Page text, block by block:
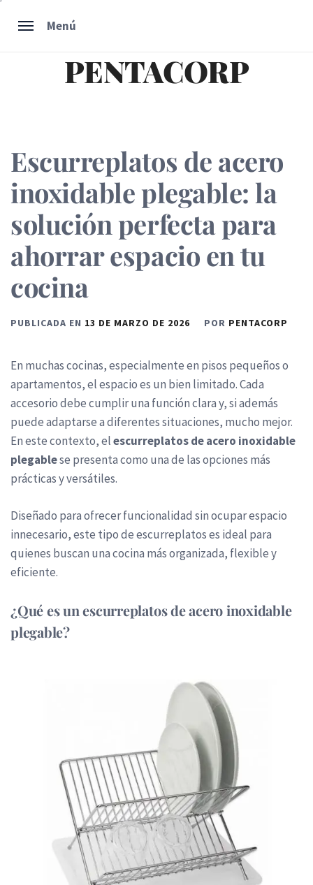
Menú
PENTACORP
Escurreplatos de acero
inoxidable plegable: la
solución perfecta para
ahorrar espacio en tu
cocina
PUBLICADA EN 13 DE MARZO DE 2026 POR PENTACORP
En muchas cocinas, especialmente en pisos pequeños o
apartamentos, el espacio es un bien limitado. Cada
accesorio debe cumplir una función clara y, si además
puede adaptarse a diferentes situaciones, mucho mejor.
En este contexto, elescurreplatos de acero inoxidable
plegablese presenta como una de las opciones más
prácticas y versátiles.
Diseñado para ofrecer funcionalidad sin ocupar espacio
innecesario, este tipo de escurreplatos es ideal para
quienes buscan una cocina más organizada, flexible y
eficiente.
¿Qué es un escurreplatos de acero inoxidable
plegable?